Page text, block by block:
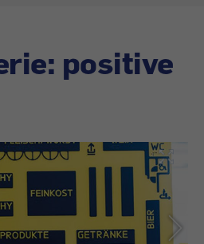
positive